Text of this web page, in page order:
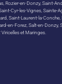
Rozier-en-Donzy, Saint-
Cyr-les-Vignes, Sainte-
Saint-Laurent-la-Conche,
en-Forez, Salt-en-Donzy,
Viricelles et Maringes.